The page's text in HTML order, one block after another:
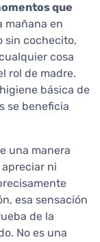
que
mañana en
sin cochecito,
cosa
rol de madre.
básica de
se beneficia
una manera
ni
esa sensación
de la
No es una